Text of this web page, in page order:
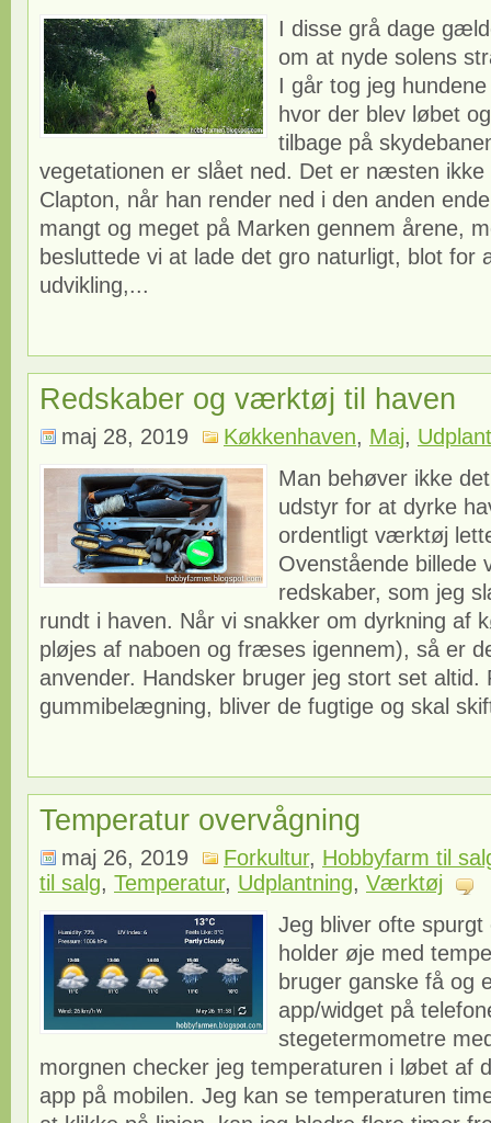
I disse grå dage
om at nyde solens
I går tog jeg
hvor der blev løbet
tilbage på
vegetationen er slået ned. Det er næsten
Clapton, når han render ned i den anden
mangt og meget på Marken gennem årene,
besluttede vi at lade det gro naturligt, blot for
udvikling,...
Redskaber og værktøj til haven
maj 28, 2019 Køkkenhaven, Maj,
Man behøver ikke
udstyr for at dyrke
ordentligt værktøj
Ovenstående billede
redskaber, som jeg
rundt i haven. Når vi snakker om dyrkning af
pløjes af naboen og fræses igennem), så er
anvender. Handsker bruger jeg stort set altid.
gummibelægning, bliver de fugtige og skal
Temperatur overvågning
maj 26, 2019 Forkultur, Hobbyfarm til
til salg, Temperatur, Udplantning, Værktøj
Jeg bliver ofte
holder øje med
bruger ganske få og
app/widget på
stegetermometre
morgnen checker jeg temperaturen i løbet af
app på mobilen. Jeg kan se temperaturen